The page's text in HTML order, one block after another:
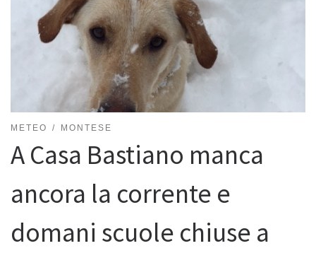
METEO MONTESE
A Casa Bastiano manca
ancora la corrente e
domani scuole chiuse a